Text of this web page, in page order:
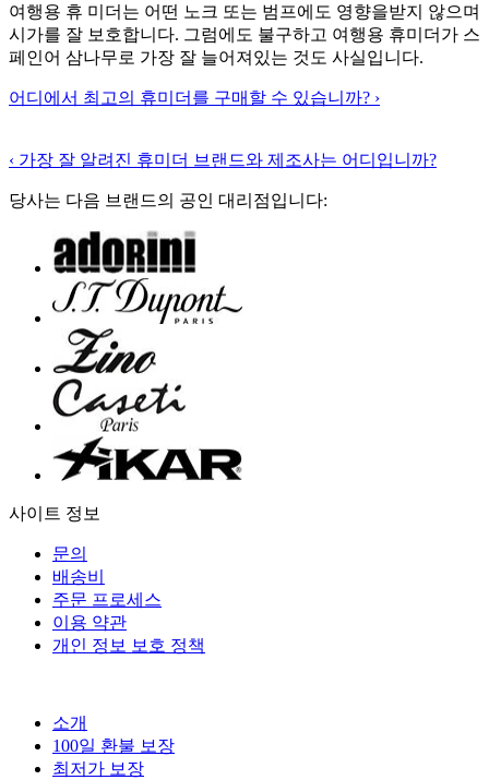
여행용 휴 미더는 어떤 노크 또는 범프에도 영향을받지 않으며
시가를 잘 보호합니다. 그럼에도 불구하고 여행용 휴미더가 스
페인어 삼나무로 가장 잘 늘어져있는 것도 사실입니다.
어디에서 최고의 휴미더를 구매할 수 있습니까? ›
‹ 가장 잘 알려진 휴미더 브랜드와 제조사는 어디입니까?
당사는 다음 브랜드의 공인 대리점입니다:
사이트 정보
문의
배송비
주문 프로세스
이용 약관
개인 정보 보호 정책
소개
100일 환불 보장
최저가 보장